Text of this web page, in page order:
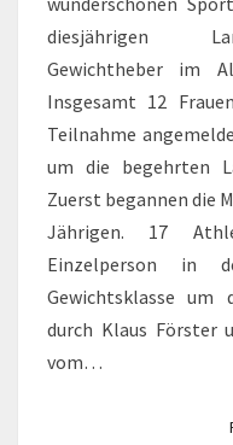
diesjährigen
Gewichtheber im
Insgesamt 12
Teilnahme
um die begehrten
Zuerst begannen die
Jährigen. 17
Einzelperson in
Gewichtsklasse um
durch Klaus Förster
vom…